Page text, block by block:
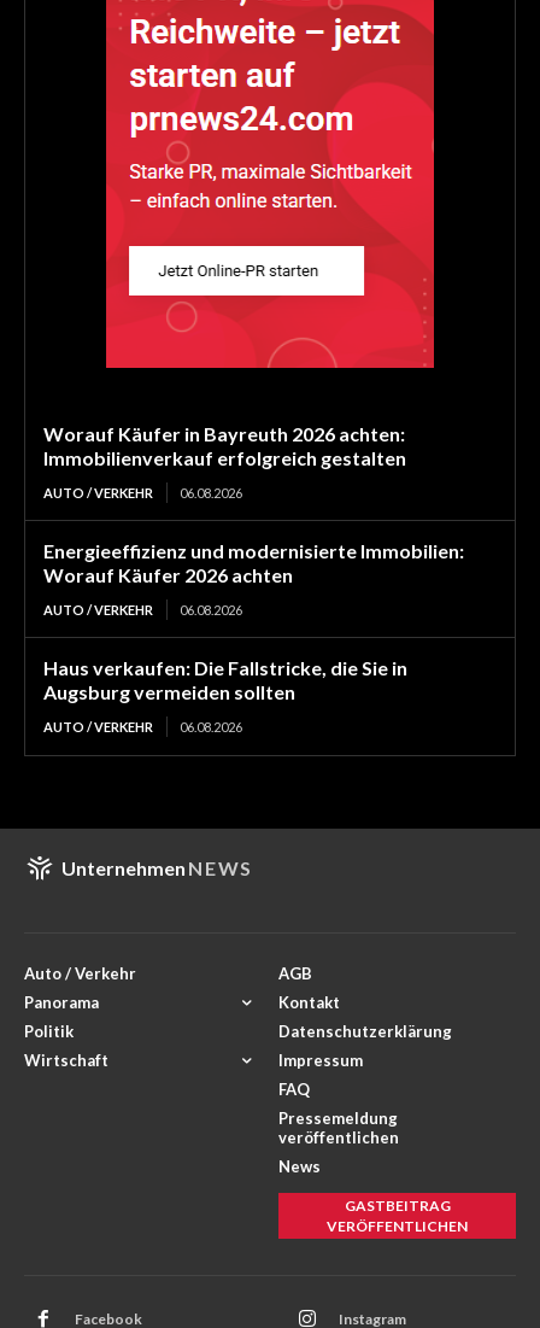
Worauf Käufer in Bayreuth 2026 achten:
Immobilienverkauf erfolgreich gestalten
AUTO / VERKEHR 06.08.2026
Energieeffizienz und modernisierte Immobilien:
Worauf Käufer 2026 achten
AUTO / VERKEHR 06.08.2026
Haus verkaufen: Die Fallstricke, die Sie in
Augsburg vermeiden sollten
AUTO / VERKEHR 06.08.2026
Unternehmen NEWS
Auto / Verkehr
Panorama
Politik
Wirtschaft
AGB
Kontakt
Datenschutzerklärung
Impressum
FAQ
Pressemeldung
veröffentlichen
News
GASTBEITRAG
VERÖFFENTLICHEN
Facebook Instagram